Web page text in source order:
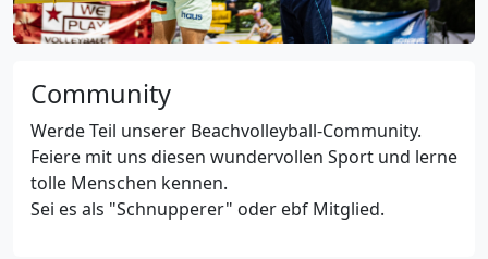
Community
Werde Teil unserer Beachvolleyball-Community.
Feiere mit uns diesen wundervollen Sport und lerne
tolle Menschen kennen.
Sei es als "Schnupperer" oder ebf Mitglied.